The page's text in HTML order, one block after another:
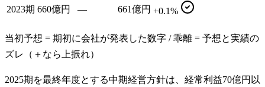
2023期 660億円 — 661億円 +0.1%
当初予想 = 期初に会社が発表した数字 / 乖離 = 予想と実績の
ズレ（＋なら上振れ）
2025期を最終年度とする中期経営方針は、経常利益70億円以